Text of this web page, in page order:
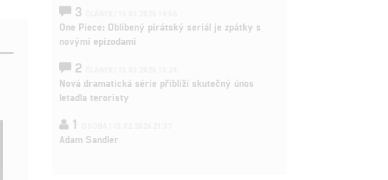
3
One Piece: Oblíbený pirátský seriál je zpátky s
novými epizodami
2
Nová dramatická série přiblíží skutečný únos
letadla teroristy
1
Adam Sandler